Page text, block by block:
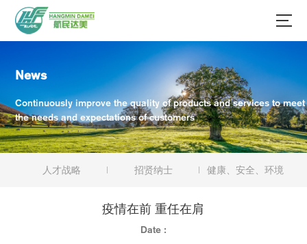
News
Continuously improve the quality of products and services to meet
the needs and expectations of customers
人才战略 招贤纳士 健康、安全、环境
疫情在前 重任在肩
Date :